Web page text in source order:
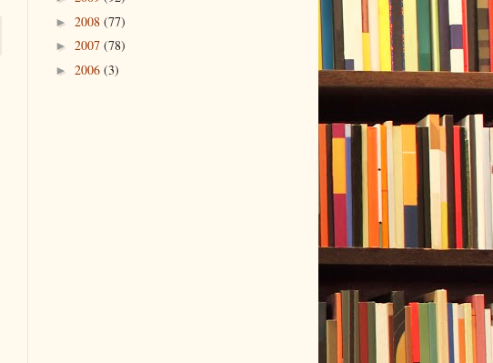
► 2008 (77)
► 2007 (78)
► 2006 (3)